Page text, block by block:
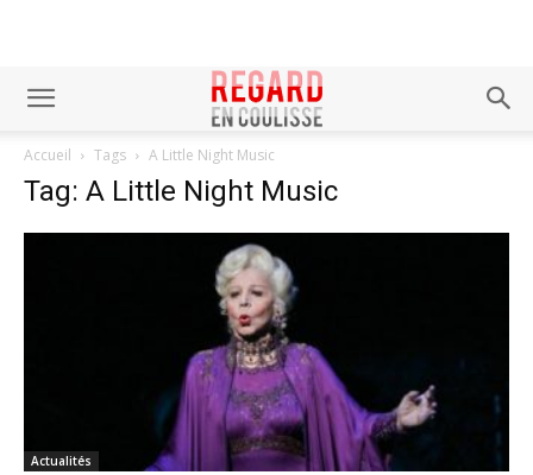
Accueil Tags A Little Night Music
Tag: A Little Night Music
Actualités